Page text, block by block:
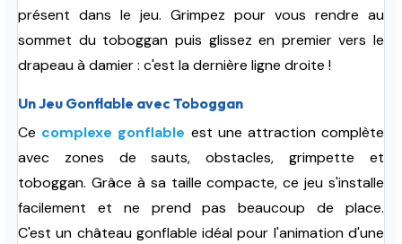
présent dans le jeu. Grimpez pour vous rendre au
sommet du toboggan puis glissez en premier vers le
drapeau à damier : c'est la dernière ligne droite !
Un Jeu Gonflable avec Toboggan
Ce complexe gonflable est une attraction complète
avec zones de sauts, obstacles, grimpette et
toboggan. Grâce à sa taille compacte, ce jeu s'installe
facilement et ne prend pas beaucoup de place.
C'est un château gonflable idéal pour l'animation d'une